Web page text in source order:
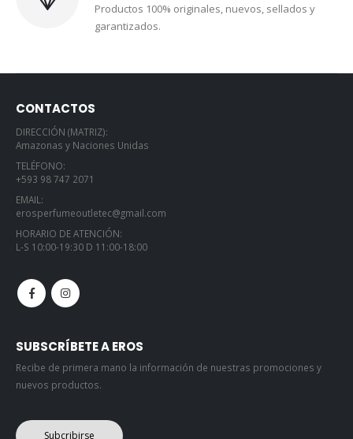
Productos 100% originales, nuevos, sellados y
garantizados.
CONTACTOS
DIRECCIÓN (MATRIZ):
Amazonas y Naciones Unidas
TELÉFONO:
+593 98 747 2071
EMAIL:
erosperfumeoutletec@gmail.com
HORARIO DE ATENCIÓN:
L-S 10:00-19:30 D 11:00-18:00
SUBSCRÍBETE A EROS
Recibe de primera mano la información de nuestras promociones y
nuevos productos.
Subcribirse